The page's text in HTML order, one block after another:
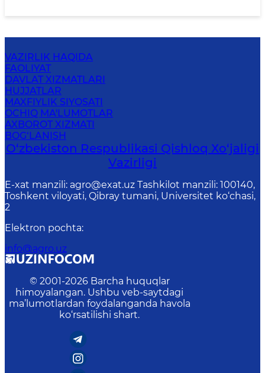
VAZIRLIK HAQIDA
FAOLIYAT
DAVLAT XIZMATLARI
HUJJATLAR
MAXFIYLIK SIYOSATI
OCHIQ MA'LUMOTLAR
AXBOROT XIZMATI
BOG‘LANISH
O‘zbekiston Respublikasi Qishloq Хo‘jаligi
Vаzirligi
E-xat manzili: agro@exat.uz Tashkilot manzili: 100140,
Toshkent viloyati, Qibray tumani, Universitet ko‘chasi,
2
Elektron pochta:
info@agro.uz
© 2001-2026 Barcha huquqlar
himoyalangan. Ushbu veb-saytdagi
ma’lumotlardan foydalanganda havola
ko‘rsatilishi shart.